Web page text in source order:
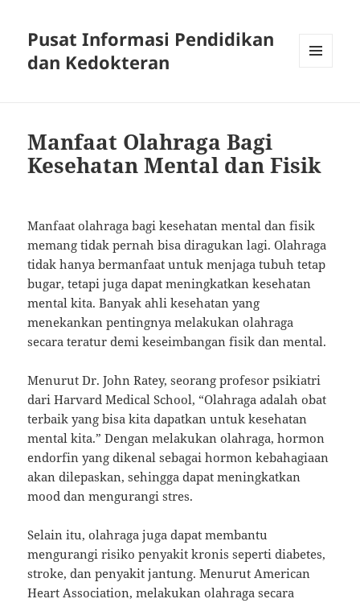
Pusat Informasi Pendidikan
dan Kedokteran
Manfaat Olahraga Bagi
Kesehatan Mental dan Fisik
Manfaat olahraga bagi kesehatan mental dan fisik
memang tidak pernah bisa diragukan lagi. Olahraga
tidak hanya bermanfaat untuk menjaga tubuh tetap
bugar, tetapi juga dapat meningkatkan kesehatan
mental kita. Banyak ahli kesehatan yang
menekankan pentingnya melakukan olahraga
secara teratur demi keseimbangan fisik dan mental.
Menurut Dr. John Ratey, seorang profesor psikiatri
dari Harvard Medical School, “Olahraga adalah obat
terbaik yang bisa kita dapatkan untuk kesehatan
mental kita.” Dengan melakukan olahraga, hormon
endorfin yang dikenal sebagai hormon kebahagiaan
akan dilepaskan, sehingga dapat meningkatkan
mood dan mengurangi stres.
Selain itu, olahraga juga dapat membantu
mengurangi risiko penyakit kronis seperti diabetes,
stroke, dan penyakit jantung. Menurut American
Heart Association, melakukan olahraga secara